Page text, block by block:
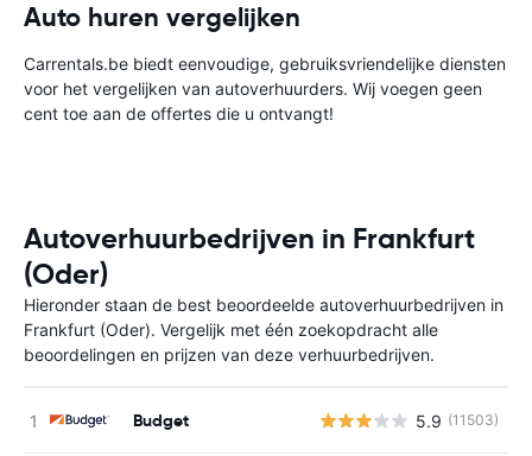
Auto huren vergelijken
Carrentals.be biedt eenvoudige, gebruiksvriendelijke diensten
voor het vergelijken van autoverhuurders. Wij voegen geen
cent toe aan de offertes die u ontvangt!
Autoverhuurbedrijven in Frankfurt
(Oder)
Hieronder staan de best beoordeelde autoverhuurbedrijven in
Frankfurt (Oder). Vergelijk met één zoekopdracht alle
beoordelingen en prijzen van deze verhuurbedrijven.
Budget 5.9 (11503)